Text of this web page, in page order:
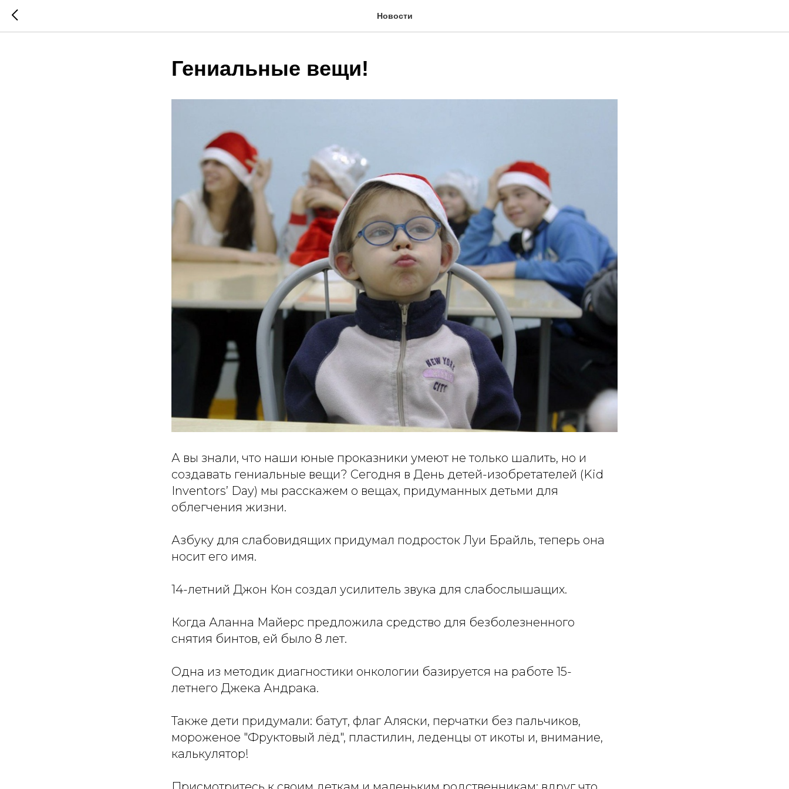
Новости
Гениальные вещи!
А вы знали, что наши юные проказники умеют не только шалить, но и
создавать гениальные вещи? Сегодня в День детей-изобретателей (Kid
Inventors’ Day) мы расскажем о вещах, придуманных детьми для
облегчения жизни.
Азбуку для слабовидящих придумал подросток Луи Брайль, теперь она
носит его имя.
14-летний Джон Кон создал усилитель звука для слабослышащих.
Когда Аланна Майерс предложила средство для безболезненного
снятия бинтов, ей было 8 лет.
Одна из методик диагностики онкологии базируется на работе 15-
летнего Джека Андрака.
Также дети придумали: батут, флаг Аляски, перчатки без пальчиков,
мороженое "Фруктовый лёд", пластилин, леденцы от икоты и, внимание,
калькулятор!